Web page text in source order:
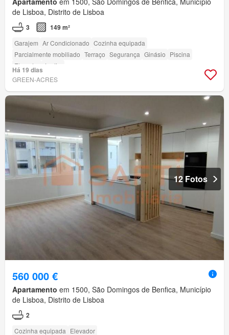
de Lisboa, Distrito de Lisboa
3 149 m²
Garajem Ar Condicionado Cozinha equipada
Parcialmente mobiliado Terraço Segurança Ginásio Piscina
Elevador
Jardim
Há 19 dias
GREEN-ACRES
12 Fotos
560 000 €
Apartamento em 1500, São Domingos de Benfica, Município
de Lisboa, Distrito de Lisboa
2
Cozinha equipada Elevador